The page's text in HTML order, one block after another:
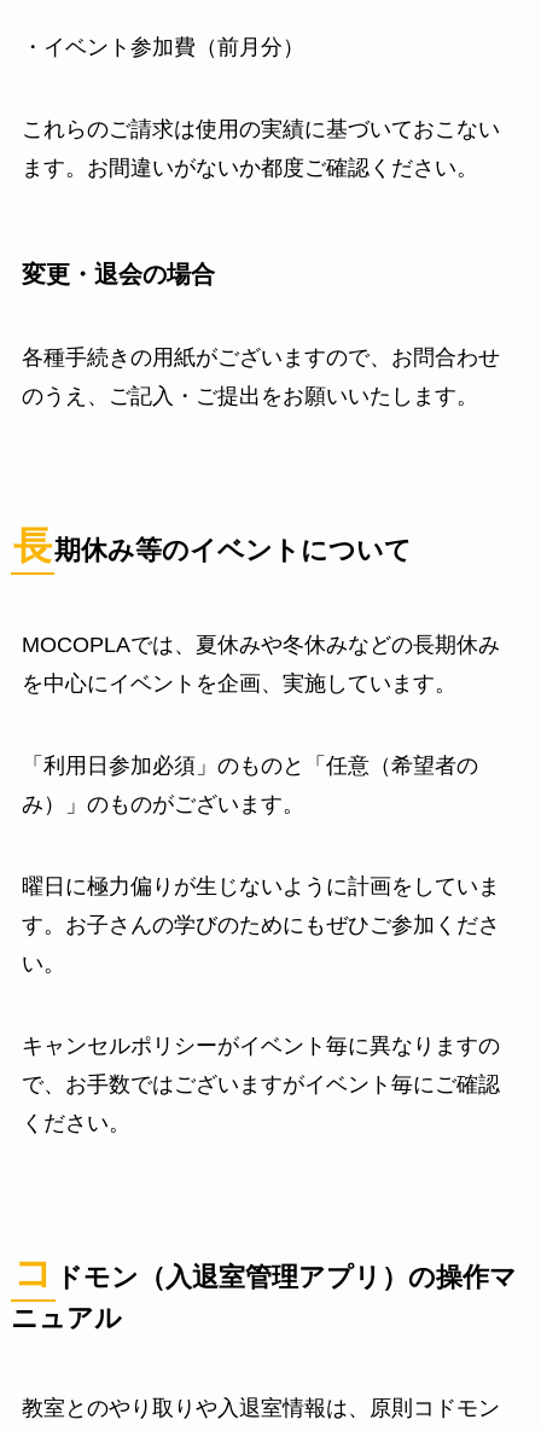
・イベント参加費（前月分）
これらのご請求は使用の実績に基づいておこない
ます。お間違いがないか都度ご確認ください。
変更・退会の場合
各種手続きの用紙がございますので、お問合わせ
のうえ、ご記入・ご提出をお願いいたします。
長期休み等のイベントについて
MOCOPLAでは、夏休みや冬休みなどの長期休み
を中心にイベントを企画、実施しています。
「利用日参加必須」のものと「任意（希望者の
み）」のものがございます。
曜日に極力偏りが生じないように計画をしていま
す。お子さんの学びのためにもぜひご参加くださ
い。
キャンセルポリシーがイベント毎に異なりますの
で、お手数ではございますがイベント毎にご確認
ください。
コ
ドモン（入退室管理アプリ）の操作マ
ニュアル
教室とのやり取りや入退室情報は、原則コドモン